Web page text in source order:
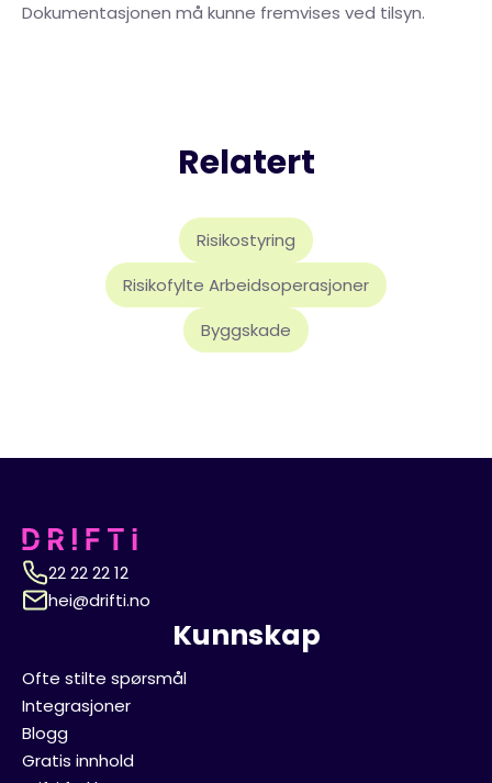
Dokumentasjonen må kunne fremvises ved tilsyn.
Relatert
Risikostyring
Risikofylte Arbeidsoperasjoner
Byggskade
22 22 22 12
hei@drifti.no
Kunnskap
Ofte stilte spørsmål
Integrasjoner
Blogg
Gratis innhold